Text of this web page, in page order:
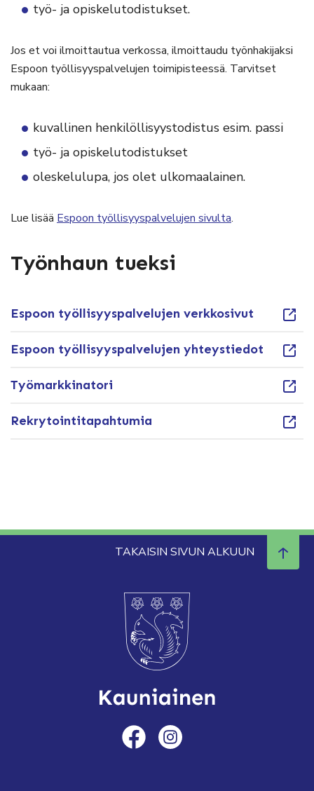
työ- ja opiskelutodistukset.
Jos et voi ilmoittautua verkossa, ilmoittaudu työnhakijaksi
Espoon työllisyyspalvelujen toimipisteessä. Tarvitset
mukaan:
kuvallinen henkilöllisyystodistus esim. passi
työ- ja opiskelutodistukset
oleskelulupa, jos olet ulkomaalainen.
Lue lisää Espoon työllisyyspalvelujen sivulta.
Työnhaun tueksi
Espoon työllisyyspalvelujen verkkosivut
Espoon työllisyyspalvelujen yhteystiedot
Työmarkkinatori
Rekrytointitapahtumia
TAKAISIN SIVUN ALKUUN